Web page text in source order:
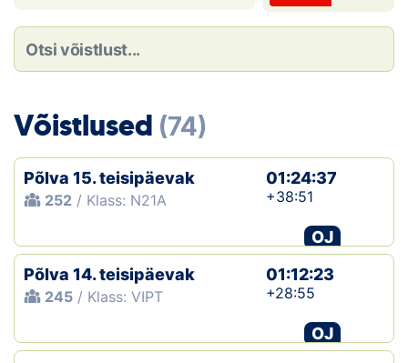
Loha
Galerii
Kalender
Võistlused (74)
Põlva 15. teisipäevak
252 / Klass: N21A
01:24:37
+38:51
OJ
Põlva 14. teisipäevak
245 / Klass: VIPT
01:12:23
+28:55
OJ